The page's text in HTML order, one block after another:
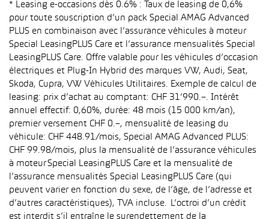
* Leasing e-occasions dès 0.6% : Taux de leasing de 0,6%
pour toute souscription d’un pack Special AMAG Advanced
PLUS en combinaison avec l’assurance véhicules à moteur
Special LeasingPLUS Care et l’assurance mensualités Special
LeasingPLUS Care. Offre valable pour les véhicules d’occasion
électriques et Plug-In Hybrid des marques VW, Audi, Seat,
Skoda, Cupra, VW Véhicules Utilitaires. Exemple de calcul de
leasing: prix d’achat au comptant: CHF 31’990.–. Intérêt
annuel effectif: 0,60%, durée: 48 mois (15 000 km/an),
premier versement CHF 0.–, mensualité de leasing du
véhicule: CHF 448.91/mois, Special AMAG Advanced PLUS:
CHF 99.98/mois, plus la mensualité de l’assurance véhicules
à moteur Special LeasingPLUS Care et la mensualité de
l’assurance mensualités Special LeasingPLUS Care (qui
peuvent varier en fonction du sexe, de l’âge, de l’adresse et
d’autres caractéristiques), TVA incluse. L’octroi d’un crédit
est interdit s’il entraîne le surendettement de la